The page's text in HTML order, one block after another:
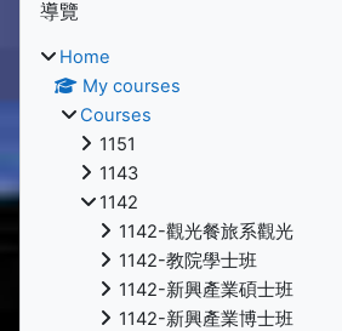
導覽
Home
My courses
Courses
1151
1143
1142
1142-觀光餐旅系觀光
1142-教院學士班
1142-新興產業碩士班
1142-新興產業博士班